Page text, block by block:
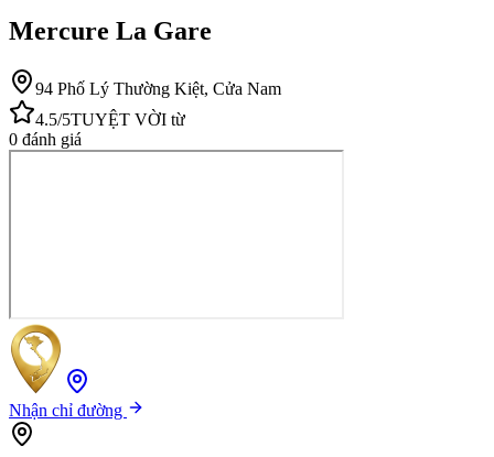
Mercure La Gare
94 Phố Lý Thường Kiệt, Cửa Nam
4.5/5TUYỆT VỜI từ
0 đánh giá
Nhận chỉ đường